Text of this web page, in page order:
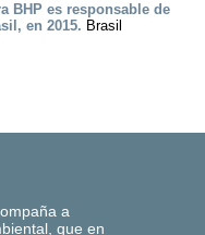
BHP es responsable de
en 2015. Brasil
a
que en